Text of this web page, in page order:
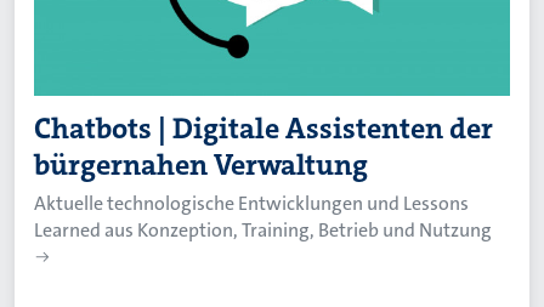
Chatbots | Digitale Assistenten der
bürgernahen Verwaltung
Aktuelle technologische Entwicklungen und Lessons
Learned aus Konzeption, Training, Betrieb und Nutzung